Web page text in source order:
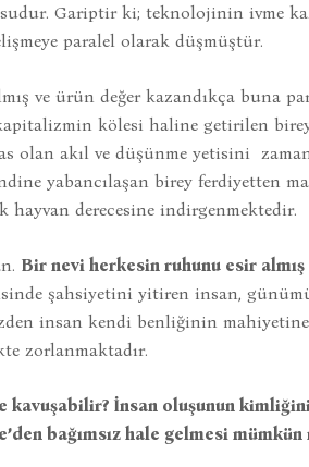
Gariptir ki; teknolojinin ivme
paralel olarak düşmüştür.
ve ürün değer kazandıkça buna
kölesi haline getirilen
olan akıl ve düşünme yetisini
yabancılaşan birey ferdiyetten
hayvan derecesine indirgenmektedir.
Bir nevi herkesin ruhunu esir
şahsiyetini yitiren insan,
insan kendi benliğinin mahiyetine
zorlanmaktadır.
kavuşabilir? İnsan oluşunun
bağımsız hale gelmesi mümkün